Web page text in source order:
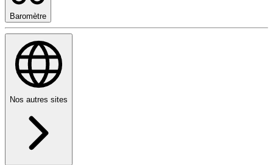
Baromètre
Nos autres sites